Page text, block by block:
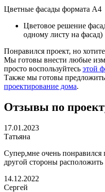
Цветные фасады формата А4
Цветовое решение
одному листу на фасад)
Понравился проект, но
Мы готовы внести любые
просто воспользуйтесь этой
Также мы готовы
проектирование дома.
Отзывы по
17.01.2023
Татьяна
Супер,мне очень
другой стороны расположить
14.12.2022
Сергей